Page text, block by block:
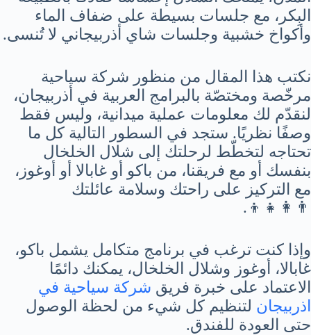
البِكر، مع جلسات بسيطة على ضفاف الماء
وأكواخ خشبية وجلسات شاي أذربيجاني لا تُنسى.
نكتب هذا المقال من منظور شركة سياحية
مرخّصة ومختصّة بالبرامج العربية في أذربيجان،
لنقدّم لك معلومات عملية ميدانية، وليس فقط
وصفًا نظريًا. ستجد في السطور التالية كل ما
تحتاجه لتخطّط لرحلتك إلى شلال الخلخال
بنفسك أو مع فريقنا، من باكو أو غابالا أو أوغوز،
مع التركيز على راحتك وسلامة عائلتك
👨‍👩‍👧‍👦.
وإذا كنت ترغب في برنامج متكامل يشمل باكو،
غابالا، أوغوز وشلال الخلخال، يمكنك دائمًا
الاعتماد على خبرة فريق شركة سياحية في
اذربيجان لتنظيم كل شيء من لحظة الوصول
حتى العودة للفندق.